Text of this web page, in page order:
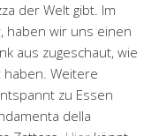
der Welt gibt. Im
haben wir uns einen
aus zugeschaut, wie
haben. Weitere
zu Essen
della